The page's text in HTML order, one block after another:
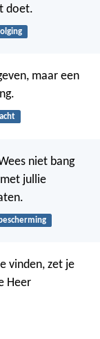
doet.
maar een
niet bang
jullie
bescherming
vinden, zet je
Heer